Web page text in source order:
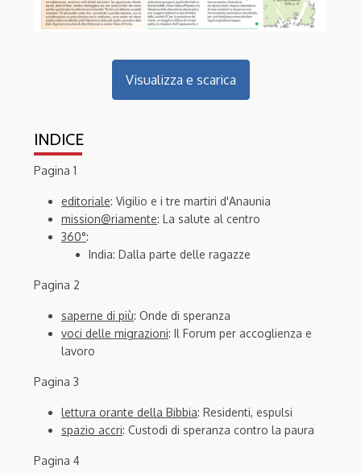
Visualizza e scarica
INDICE
Pagina 1
editoriale: Vigilio e i tre martiri d'Anaunia
mission@riamente: La salute al centro
360°:
India: Dalla parte delle ragazze
Pagina 2
saperne di più: Onde di speranza
voci delle migrazioni: Il Forum per accoglienza e
lavoro
Pagina 3
lettura orante della Bibbia: Residenti, espulsi
spazio accri: Custodi di speranza contro la paura
Pagina 4